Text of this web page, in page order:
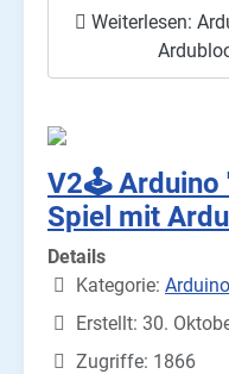
Weiterlesen:
V2🕹️ Arduino
Spiel mit
Details
Kategorie: Arduino
Erstellt: 30.
Zugriffe: 1866